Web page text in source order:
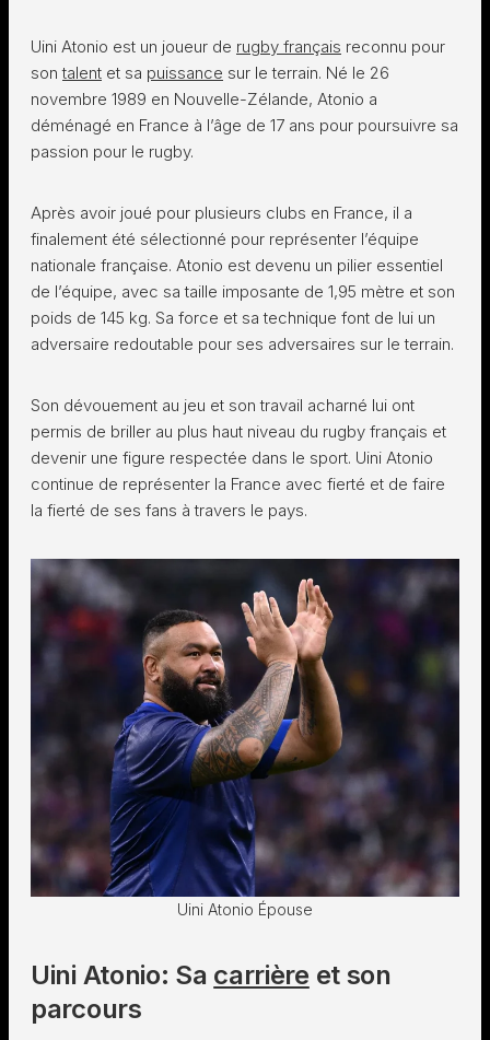
Uini Atonio est un joueur de rugby français reconnu pour
sontalent et sa puissance sur le terrain. Né le 26
novembre 1989 en Nouvelle-Zélande, Atonio a
déménagé en France à l’âge de 17 ans pour poursuivre sa
passion pour le rugby.
Après avoir joué pour plusieurs clubs en France, il a
finalement été sélectionné pour représenter l’équipe
nationale française. Atonio est devenu un pilier essentiel
de l’équipe, avec sa taille imposante de 1,95 mètre et son
poids de 145 kg. Sa force et sa technique font de lui un
adversaire redoutable pour ses adversaires sur le terrain.
Son dévouement au jeu et son travail acharné lui ont
permis de briller au plus haut niveau du rugby français et
devenir une figure respectée dans le sport. Uini Atonio
continue de représenter la France avec fierté et de faire
la fierté de ses fans à travers le pays.
Uini Atonio Épouse
Uini Atonio: Sa carrière et son
parcours